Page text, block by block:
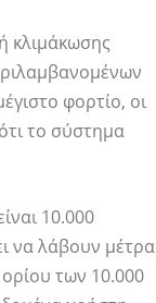
κλιμάκωσης
φορτίο, οι
το σύστημα
10.000
να λάβουν μέτρα
των 10.000